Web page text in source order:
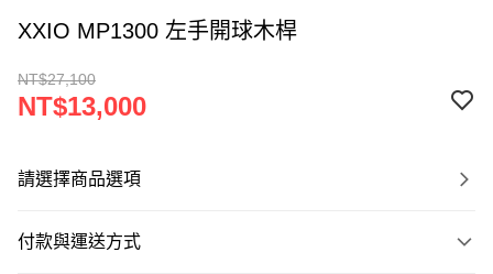
XXIO MP1300 左手開球木桿
NT$27,100
NT$13,000
請選擇商品選項
付款與運送方式